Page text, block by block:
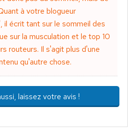
à votre blogueur
il écrit tant sur le sommeil des
sur la musculation et le top 10
routeurs. Il s'agit plus d'une
qu'autre chose.
laissez votre avis !